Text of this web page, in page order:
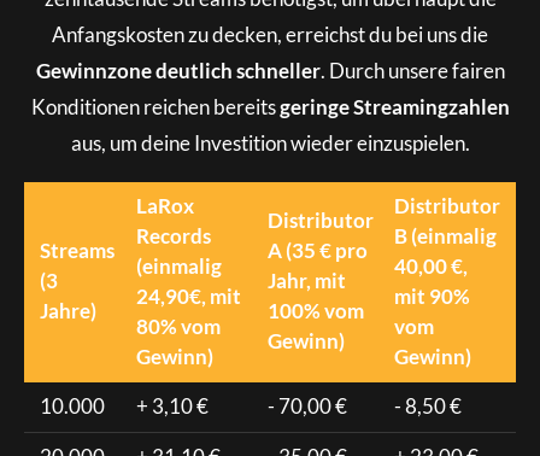
Anfangskosten zu decken, erreichst du bei uns die
Gewinnzone deutlich schneller. Durch unsere fairen
Konditionen reichen bereitsgeringe Streamingzahlen
aus, um deine Investition wieder einzuspielen.
Streams
(3
Jahre)
LaRox
Records
(einmalig
24,90€, mit
80% vom
Gewinn)
Distributor
A (35 € pro
Jahr, mit
100% vom
Gewinn)
Distributor
B (einmalig
40,00 €,
mit 90%
vom
Gewinn)
10.000 + 3,10 € - 70,00 € - 8,50 €